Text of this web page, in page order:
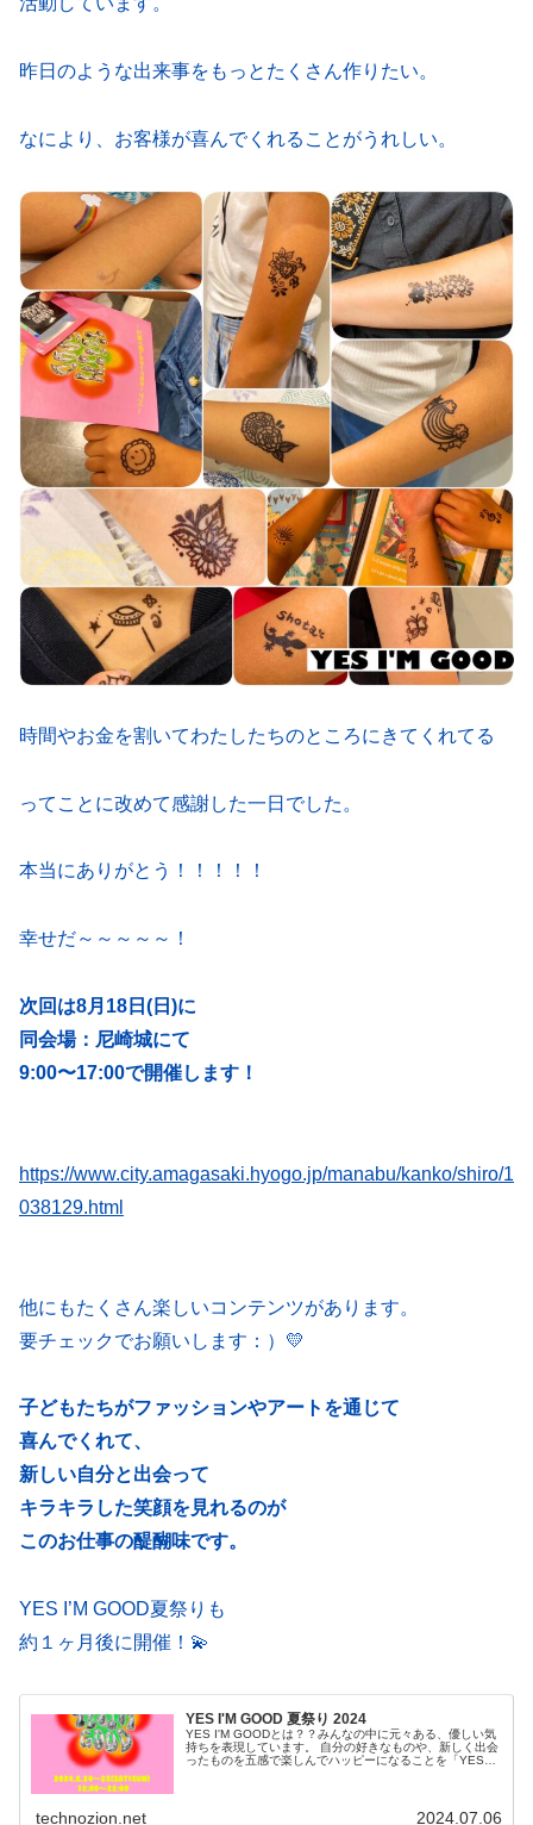
昨日のような出来事をもっとたくさん作りたい。
なにより、お客様が喜んでくれることがうれしい。
時間やお金を割いてわたしたちのところにきてくれてる
ってことに改めて感謝した一日でした。
本当にありがとう！！！！！
幸せだ～～～～～！
次回は8月18日(日)に
同会場：尼崎城にて
9:00〜17:00で開催します！
https://www.city.amagasaki.hyogo.jp/manabu/kanko/shiro/1
038129.html
他にもたくさん楽しいコンテンツがあります。
要チェックでお願いします：）💛
子どもたちがファッションやアートを通じて
喜んでくれて、
新しい自分と出会って
キラキラした笑顔を見れるのが
このお仕事の醍醐味です。
YES I’M GOOD夏祭りも
約１ヶ月後に開催！💫
YES I'M GOOD 夏祭り 2024
YES I'M GOODとは？？みんなの中に元々ある、優しい気
持ちを表現しています。 自分の好きなものや、新しく出会
ったものを五感で楽しんでハッピーになることを「YES
technozion.net 2024.07.06